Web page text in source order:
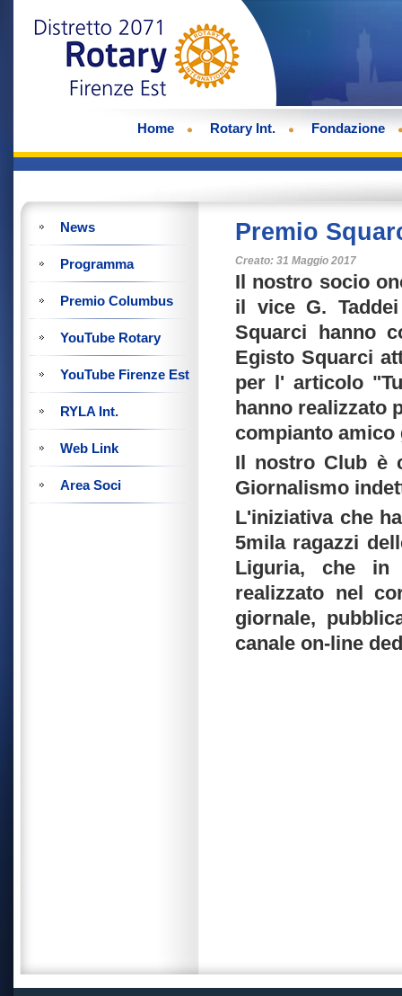
Home Rotary Int. Fondazione
News
Programma
Premio Columbus
YouTube Rotary
YouTube Firenze Est
RYLA Int.
Web Link
Area Soci
Premio
Creato: 31 Maggio 2017
Il nostro socio
il vice G.
Squarci hanno
Egisto Squarci
per l' articolo
hanno realizzato
compianto amico
Il nostro Club è
Giornalismo
L'iniziativa che
5mila ragazzi
Liguria, che in
realizzato nel
giornale,
canale on-line